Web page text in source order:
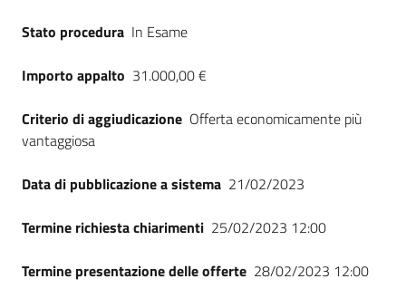
Seguici
Stato procedura In Esame
Importo appalto 31.000,00 €
Criterio di aggiudicazione Offerta economicamente più
vantaggiosa
Data di pubblicazione a sistema 21/02/2023
Termine richiesta chiarimenti 25/02/2023 12:00
Termine presentazione delle offerte 28/02/2023 12:00